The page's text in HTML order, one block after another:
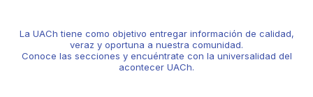
La UACh tiene como objetivo entregar información de calidad,
veraz y oportuna a nuestra comunidad.
Conoce las secciones y encuéntrate con la universalidad del
acontecer UACh.